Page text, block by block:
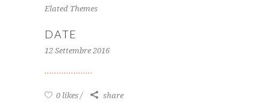
Elated Themes
DATE
12 Settembre 2016
0 likes share